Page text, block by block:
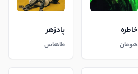
خاطره
هومان
پادزهر
طاهاس